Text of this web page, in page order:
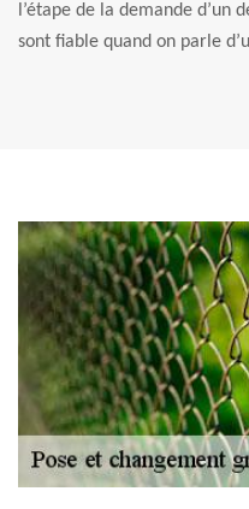
l’étape de la demande d’un
sont fiable quand on parle